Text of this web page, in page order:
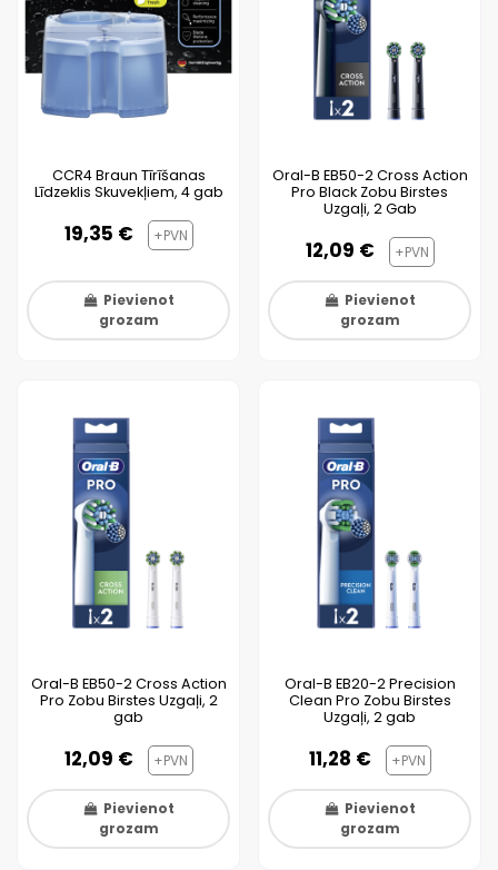
CCR4 Braun Tīrīšanas
Līdzeklis Skuvekļiem, 4 gab
19,35 € +PVN
Pievienot
grozam
Oral-B EB50-2 Cross Action
Pro Black Zobu Birstes
Uzgaļi, 2 Gab
12,09 € +PVN
Pievienot
grozam
Oral-B EB50-2 Cross Action
Pro Zobu Birstes Uzgaļi, 2
gab
12,09 € +PVN
Pievienot
grozam
Oral-B EB20-2 Precision
Clean Pro Zobu Birstes
Uzgaļi, 2 gab
11,28 € +PVN
Pievienot
grozam